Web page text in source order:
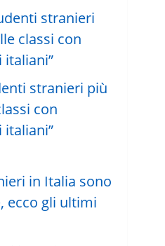
stranieri più
con
italiani”